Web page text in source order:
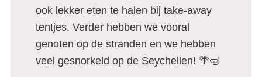
ook lekker eten te halen bij take-away
tentjes. Verder hebben we vooral
genoten op de stranden en we hebben
veel gesnorkeld op de Seychellen! 🌴🤿